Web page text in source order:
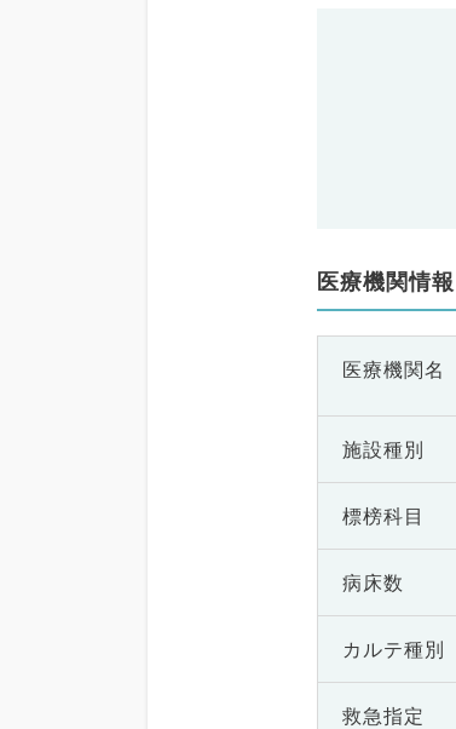
医療機関情報
医療機関名
施設種別
標榜科目
病床数
カルテ種別
救急指定